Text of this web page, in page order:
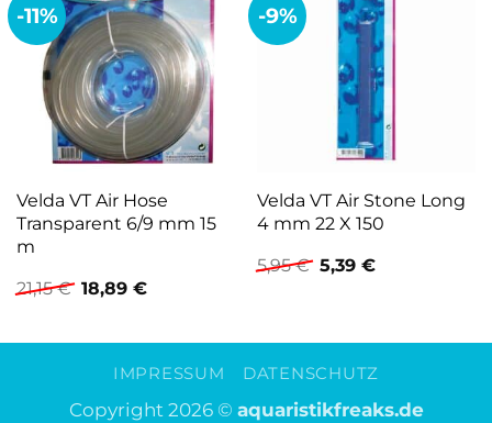
-11%
Velda VT Air Hose
Transparent 6/9 mm 15
m
21,15€ Ursprünglicher
Preis
21,15 €
18,89 €Aktueller
18,89 €.
-9%
Velda VT Air Stone Long
4 mm 22 X 150
5,95€ Ursprünglicher
Preis
5,39 €Aktueller
IMPRESSUM DATENSCHUTZ
Copyright 2026 © aquaristikfreaks.de